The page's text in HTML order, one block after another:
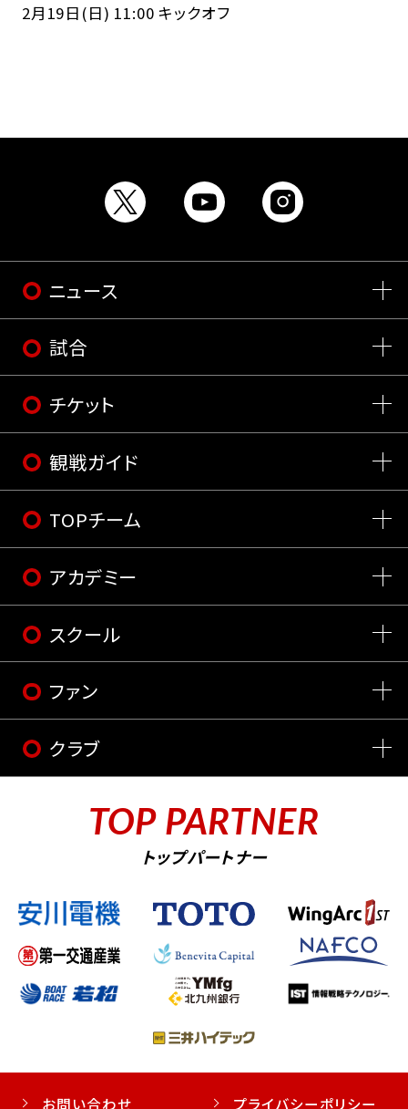
2月19日(日) 11:00 キックオフ
ニュース
試合
チケット
観戦ガイド
TOPチーム
アカデミー
スクール
ファン
クラブ
TOP PARTNER
トップパートナー
お問い合わせ プライバシーポリシー